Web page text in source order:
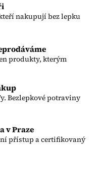
nakupují bez lepku
produkty, kterým
Bezlepkové potraviny
v Praze
přístup a certifikovaný